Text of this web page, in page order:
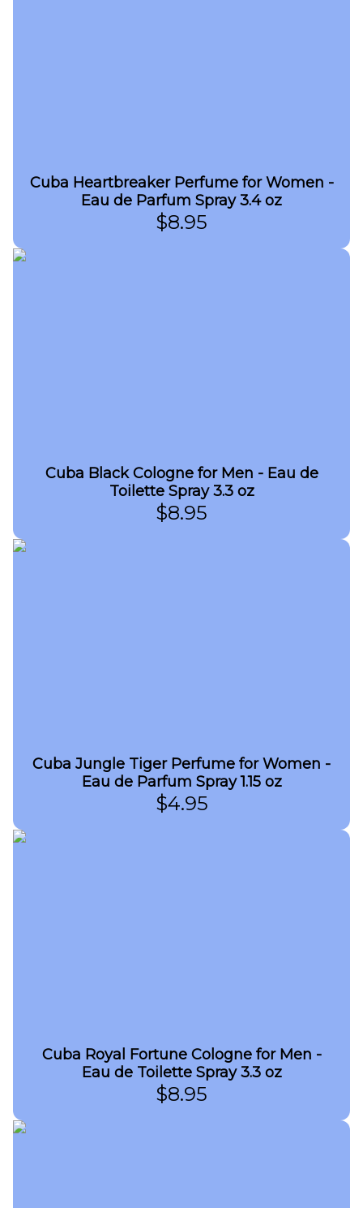
Cuba Heartbreaker Perfume for Women -
Eau de Parfum Spray 3.4 oz
$8.95
Cuba Black Cologne for Men - Eau de
Toilette Spray 3.3 oz
$8.95
Cuba Jungle Tiger Perfume for Women -
Eau de Parfum Spray 1.15 oz
$4.95
Cuba Royal Fortune Cologne for Men -
Eau de Toilette Spray 3.3 oz
$8.95